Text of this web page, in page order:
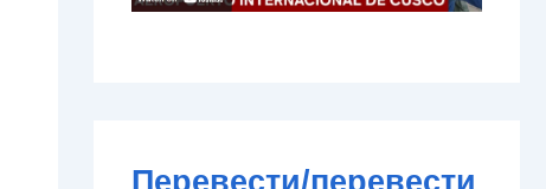
Перевести/перевести